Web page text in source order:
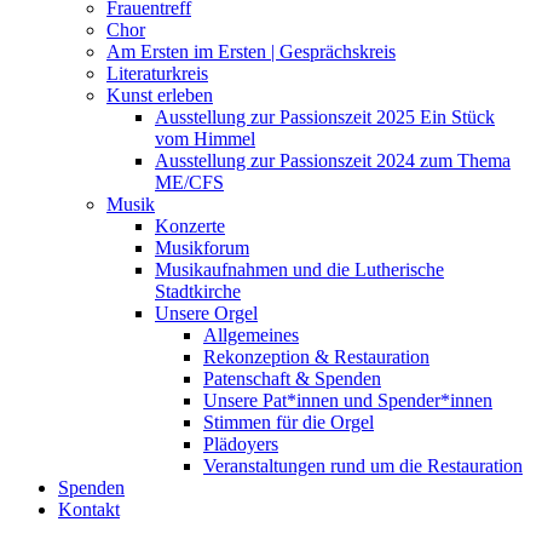
Frauentreff
Chor
Am Ersten im Ersten | Gesprächskreis
Literaturkreis
Kunst erleben
Ausstellung zur Passionszeit 2025 Ein Stück
vom Himmel
Ausstellung zur Passionszeit 2024 zum Thema
ME/CFS
Musik
Konzerte
Musikforum
Musikaufnahmen und die Lutherische
Stadtkirche
Unsere Orgel
Allgemeines
Rekonzeption & Restauration
Patenschaft & Spenden
Unsere Pat*innen und Spender*innen
Stimmen für die Orgel
Plädoyers
Veranstaltungen rund um die Restauration
Spenden
Kontakt